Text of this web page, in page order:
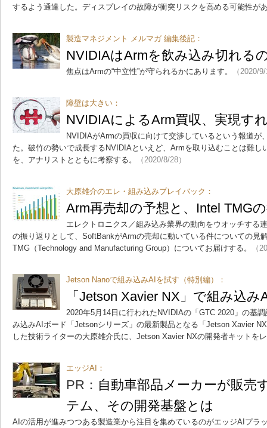
するよう通達した。ディスプレイの故障が衝突リスクを高める可能性が
製造マネジメント メルマガ 編集後記：
NVIDIAはArmを飲み込み切れる
焦点はArmの“中立性”が守られるかにあります。 （2020/
障壁は大きい：
NVIDIAによるArm買収、実現す
NVIDIAがArmの買収に向けて交渉しているという報道が
た。破竹の勢いで成長するNVIDIAといえど、Armを取り込むことは難し
を、アナリストとともに考察する。
（2020/8/28）
大原雄介のエレ・組み込みプレイバック：
Arm再売却の予想と、Intel TMG
エレクトロニクス／組み込み業界の動向をウオッチする
の振り返りとして、SoftBankがArmの売却に動いている件についての見
TMG（Technology and Manufacturing Group）についてお届けする。
（
Jetson Nanoで組み込みAIを試す（特別編）：
「Jetson Xavier NX」で組み込み
2020年5月14日に行われたNVIDIAの「GTC 2020」の基
み込みAIボード「Jetsonシリーズ」の最新製品となる「Jetson Xavier
した技術ライターの大原雄介氏に、Jetson Xavier NXの開発者キットを
エッジAI：
PR： 自動車部品メーカーが販売
テム、その開発基盤とは
AIの活用が進みつつある製造業から注目を集めているのがエッジAIプラ